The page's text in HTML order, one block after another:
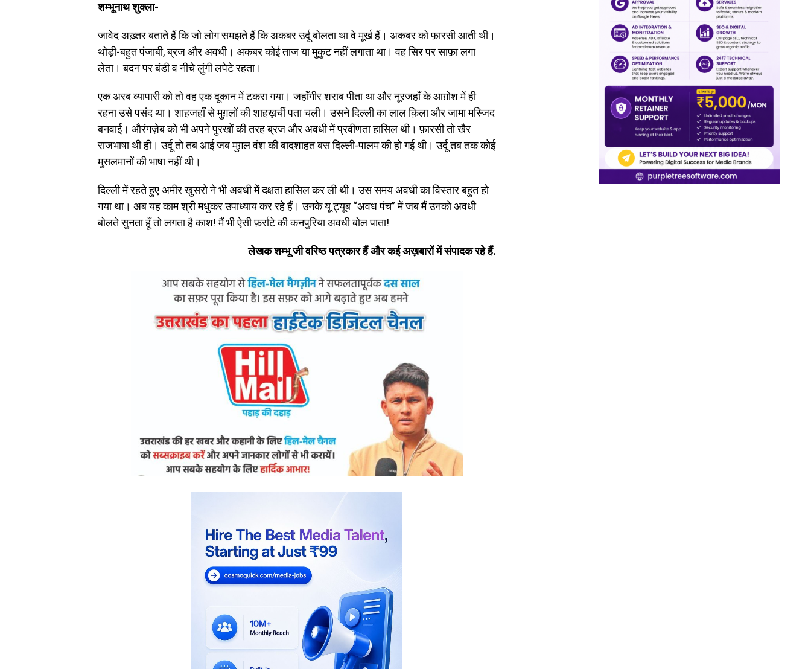
शम्भूनाथ शुक्ला-
जावेद अख़्तर बताते हैं कि जो लोग समझते हैं कि अकबर उर्दू बोलता था वे मूर्ख हैं। अकबर को फ़ारसी आती थी।
थोड़ी-बहुत पंजाबी, ब्रज और अवधी। अकबर कोई ताज या मुकुट नहीं लगाता था। वह सिर पर साफ़ा लगा
लेता। बदन पर बंडी व नीचे लुंगी लपेटे रहता।
एक अरब व्यापारी को तो वह एक दूकान में टकरा गया। जहाँगीर शराब पीता था और नूरजहाँ के आग़ोश में ही
रहना उसे पसंद था। शाहजहाँ से मुग़लों की शाहख़र्ची पता चली। उसने दिल्ली का लाल क़िला और जामा मस्जिद
बनवाई। औरंगज़ेब को भी अपने पुरखों की तरह ब्रज और अवधी में प्रवीणता हासिल थी। फ़ारसी तो खैर
राजभाषा थी ही। उर्दू तो तब आई जब मुग़ल वंश की बादशाहत बस दिल्ली-पालम की हो गई थी। उर्दू तब तक कोई
मुसलमानों की भाषा नहीं थी।
दिल्ली में रहते हुए अमीर खुसरो ने भी अवधी में दक्षता हासिल कर ली थी। उस समय अवधी का विस्तार बहुत हो
गया था। अब यह काम श्री मधुकर उपाध्याय कर रहे हैं। उनके यू ट्यूब “अवध पंच” में जब मैं उनको अवधी
बोलते सुनता हूँ तो लगता है काश! मैं भी ऐसी फ़र्राटे की कनपुरिया अवधी बोल पाता!
लेखक शम्भू जी वरिष्ठ पत्रकार हैं और कई अख़बारों में संपादक रहे हैं.